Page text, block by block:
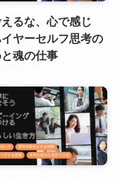
るな、心で感じ
ヤーセルフ思考の
魂の仕事